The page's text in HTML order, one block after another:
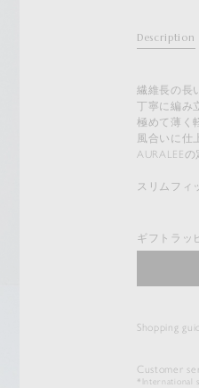
Description
繊維長の長
丁寧に編み
極めて薄く
風合いに仕
AURALEE
スリムフィ
ギフトラッ
Shopping
Customer
*International